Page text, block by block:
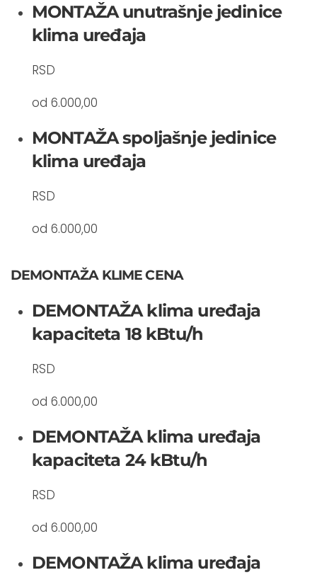
MONTAŽA unutrašnje jedinice
klima uređaja
RSD
od 6.000,00
MONTAŽA spoljašnje jedinice
klima uređaja
RSD
od 6.000,00
DEMONTAŽA KLIME CENA
DEMONTAŽA klima uređaja
kapaciteta 18 kBtu/h
RSD
od 6.000,00
DEMONTAŽA klima uređaja
kapaciteta 24 kBtu/h
RSD
od 6.000,00
DEMONTAŽA klima uređaja